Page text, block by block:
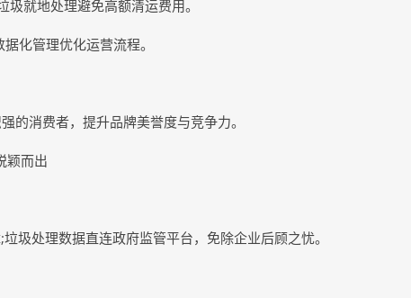
就地处理避免高额清运费用。
化管理优化运营流程。
的消费者，提升品牌美誉度与竞争力。
颖而出
圾处理数据直连政府监管平台，免除企业后顾之忧。